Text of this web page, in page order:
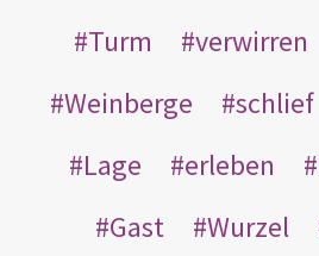
Turm
verwirren
Weinberge
schlief
Lage
erleben
Gast
Wurzel